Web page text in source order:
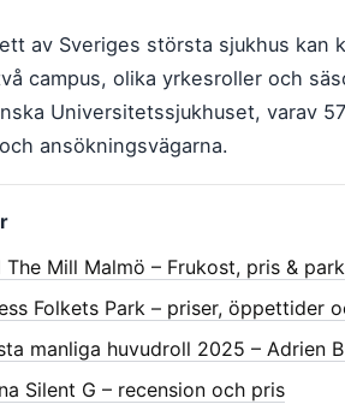
av Sveriges största sjukhus kan
campus, olika yrkesroller och
Universitetssjukhuset, varav
ansökningsvägarna.
Mill Malmö – Frukost, pris &
Folkets Park – priser, öppettider
manliga huvudroll 2025 – Adrien
Silent G – recension och pris